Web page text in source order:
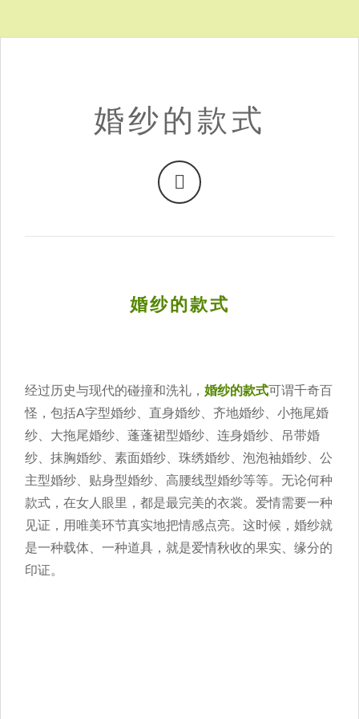
婚纱的款式
婚纱的款式
经过历史与现代的碰撞和洗礼， 婚纱的款式可谓千奇百
怪，包括A字型婚纱、直身婚纱、齐地婚纱、小拖尾婚
纱、大拖尾婚纱、蓬蓬裙型婚纱、连身婚纱、吊带婚
纱、抹胸婚纱、素面婚纱、珠绣婚纱、泡泡袖婚纱、公
主型婚纱、贴身型婚纱、高腰线型婚纱等等。无论何种
款式，在女人眼里，都是最完美的衣裳。爱情需要一种
见证，用唯美环节真实地把情感点亮。这时候，婚纱就
是一种载体、一种道具，就是爱情秋收的果实、缘分的
印证。